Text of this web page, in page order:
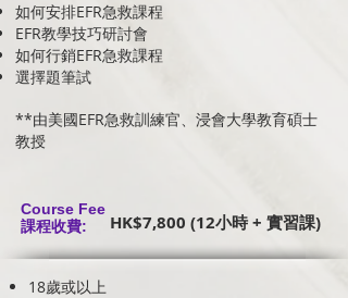
如何安排EFR急救課程
EFR教學技巧研討會
如何行銷EFR急救課程
選擇題​筆試
**由美國EFR急救訓練官、浸會大學教育碩士
教授
Course Fee
課程收費:
HK$7,800 (12小時 + 實習課)
18歲或以上